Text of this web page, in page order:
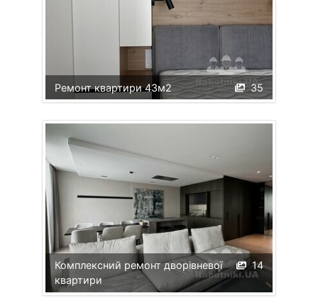
35
Ремонт квартири 43м2
14
Комплексний ремонт дворівневої
квартири